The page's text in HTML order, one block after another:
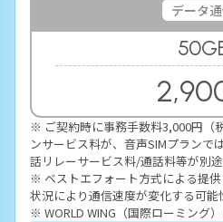
データ
50
※ ご契約時に事務手数料3,000円（
ンサービス料が、音声SIMプランで
話リレーサービス料/通話料等が別途
※ ベストエフォート方式による提
状況により通信速度が変化する可能
※ WORLD WING（国際ローミング